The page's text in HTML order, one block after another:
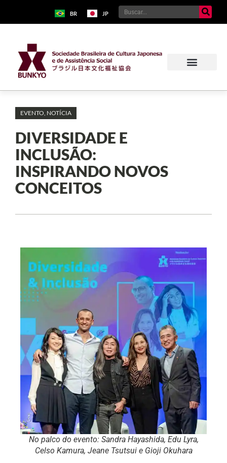
BR JP
EVENTO NOTÍCIA
DIVERSIDADE E
INCLUSÃO:
INSPIRANDO NOVOS
CONCEITOS
No palco do evento: Sandra Hayashida, Edu Lyra,
Celso Kamura, Jeane Tsutsui e Gioji Okuhara